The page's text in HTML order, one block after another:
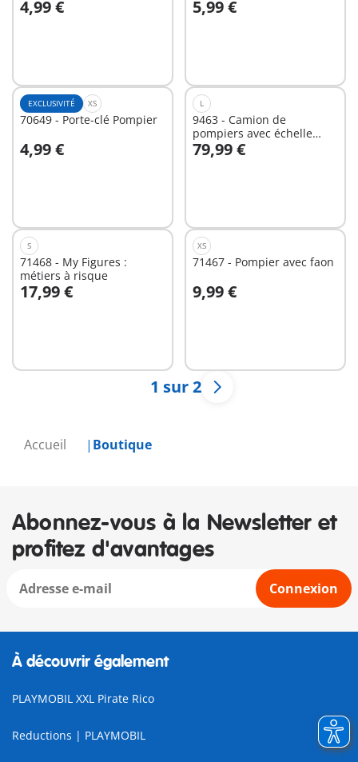
Accueil Boutique
4,99 €
Au panier 5,99 €
Au panier
EXCLUSIVITÉ XS
70649 - Porte-clé Pompier
4,99 €
Au panier
L
9463 - Camion de
pompiers avec échelle
pivotante
79,99 €
Au panier
S
71468 - My Figures :
métiers à risque
17,99 €
Au panier
XS
71467 - Pompier avec faon
9,99 €
Au panier
1 sur 2
Abonnez-vous à la Newsletter et
profitez d'avantages
Connexion
À découvrir également
PLAYMOBIL XXL Pirate Rico
Reductions | PLAYMOBIL